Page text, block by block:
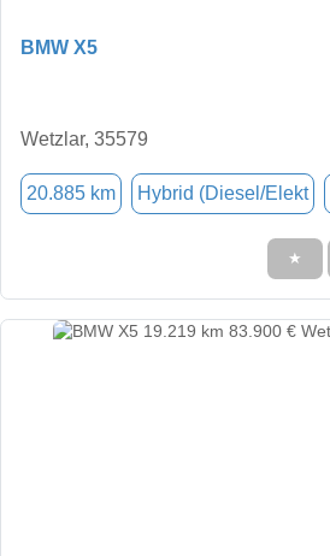
BMW X5
Wetzlar, 35579
20.885 km Hybrid (Diesel/Elekt
★